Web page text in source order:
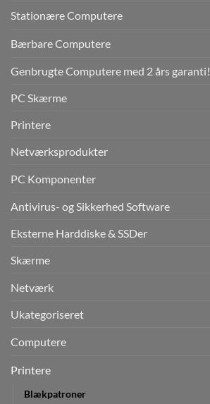
Stationære Computere
Bærbare Computere
Genbrugte Computere med 2 års garanti!
PC Skærme
Printere
Netværksprodukter
PC Komponenter
Antivirus- og Sikkerhed Software
Eksterne Harddiske & SSDer
Skærme
Netværk
Ukategoriseret
Computere
Printere
Blækpatroner